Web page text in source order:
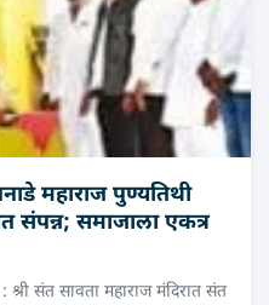
महाराज पुण्यतिथी
संपन्न; समाजाला एकत्र
संत सावता महाराज मंदिरात संत